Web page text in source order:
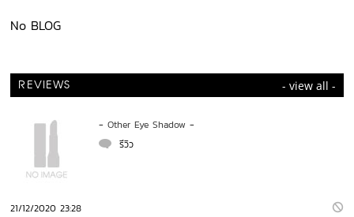
No BLOG
REVIEWS - view all -
-Other Eye Shadow -
รีวิว
21/12/2020 23:28